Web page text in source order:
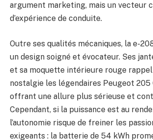
argument marketing, mais un vecteur
d’expérience de conduite.
Outre ses qualités mécaniques, la e-
un design soigné et évocateur. Ses
et sa moquette intérieure rouge
nostalgie les légendaires Peugeot 205
offrant une allure plus sérieuse et
Cependant, si la puissance est au
l’autonomie risque de freiner les
exigeants : la batterie de 54 kWh